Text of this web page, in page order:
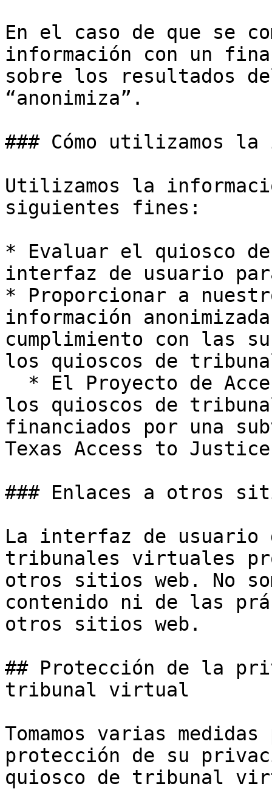
En el caso de que se
información con un
sobre los resultados
“anonimiza”.
### Cómo utilizamos la
Utilizamos la
siguientes fines:
* Evaluar el quiosco
interfaz de usuario
* Proporcionar a
información
cumplimiento con las
los quioscos de
los quioscos de
financiados por una
Texas Access to
### Enlaces a otros
La interfaz de usuario
tribunales virtuales
otros sitios web. No
contenido ni de las
otros sitios web.
## Protección de la
tribunal virtual
Tomamos varias
protección de su
quiosco de tribunal